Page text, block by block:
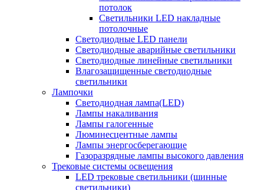
потолок
Светильники LED накладные
потолочные
Светодиодные LED панели
Светодиодные аварийные светильники
Светодиодные линейные светильники
Влагозащищенные светодиодные
светильники
Лампочки
Светодиодная лампа(LED)
Лампы накаливания
Лампы галогенные
Люминесцентные лампы
Лампы энергосберегающие
Газоразрядные лампы высокого давления
Трековые системы освещения
LED трековые светильники (шинные
светильники)